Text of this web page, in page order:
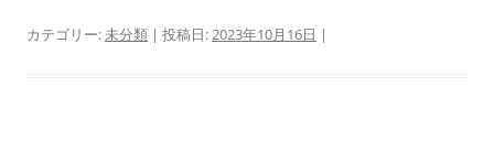
カテゴリー:未分類 | 投稿日:2023年10月16日 |